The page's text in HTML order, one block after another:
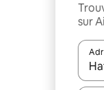
sur